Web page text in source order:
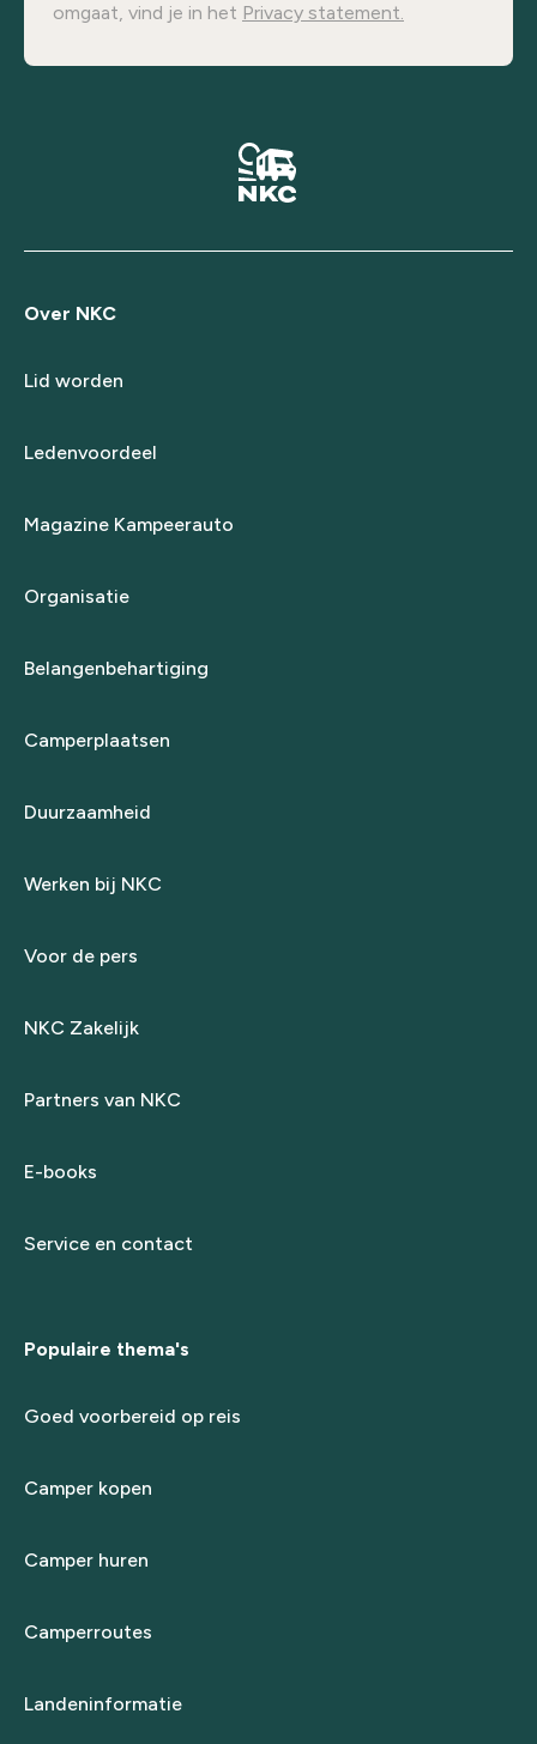
omgaat, vind je in het Privacy statement.
Over NKC
Lid worden
Ledenvoordeel
Magazine Kampeerauto
Organisatie
Belangenbehartiging
Camperplaatsen
Duurzaamheid
Werken bij NKC
Voor de pers
NKC Zakelijk
Partners van NKC
E-books
Service en contact
Populaire thema's
Goed voorbereid op reis
Camper kopen
Camper huren
Camperroutes
Landeninformatie